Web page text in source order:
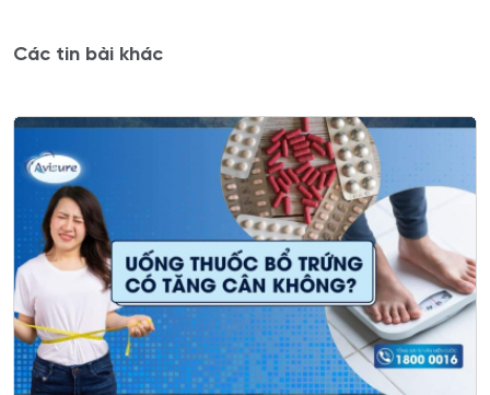
Các tin bài khác